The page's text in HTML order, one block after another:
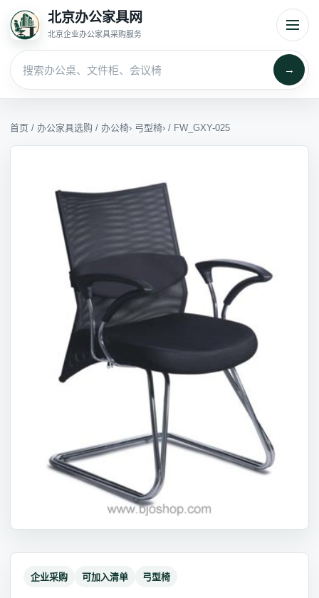
北京办公家具网
北京企业办公家具采购服务
→
首页 / 办公家具选购 / 办公椅› 弓型椅› / FW_GXY-025
企业采购 可加入清单 弓型椅